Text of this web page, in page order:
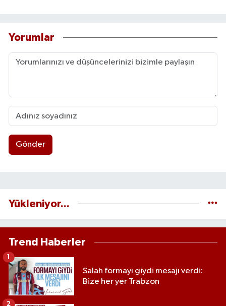
Yorumlar
Gönder
Yükleniyor...
Trend Haberler
Salah formayı giydi mesajı verdi:
Bize her yer Trabzon
1
2